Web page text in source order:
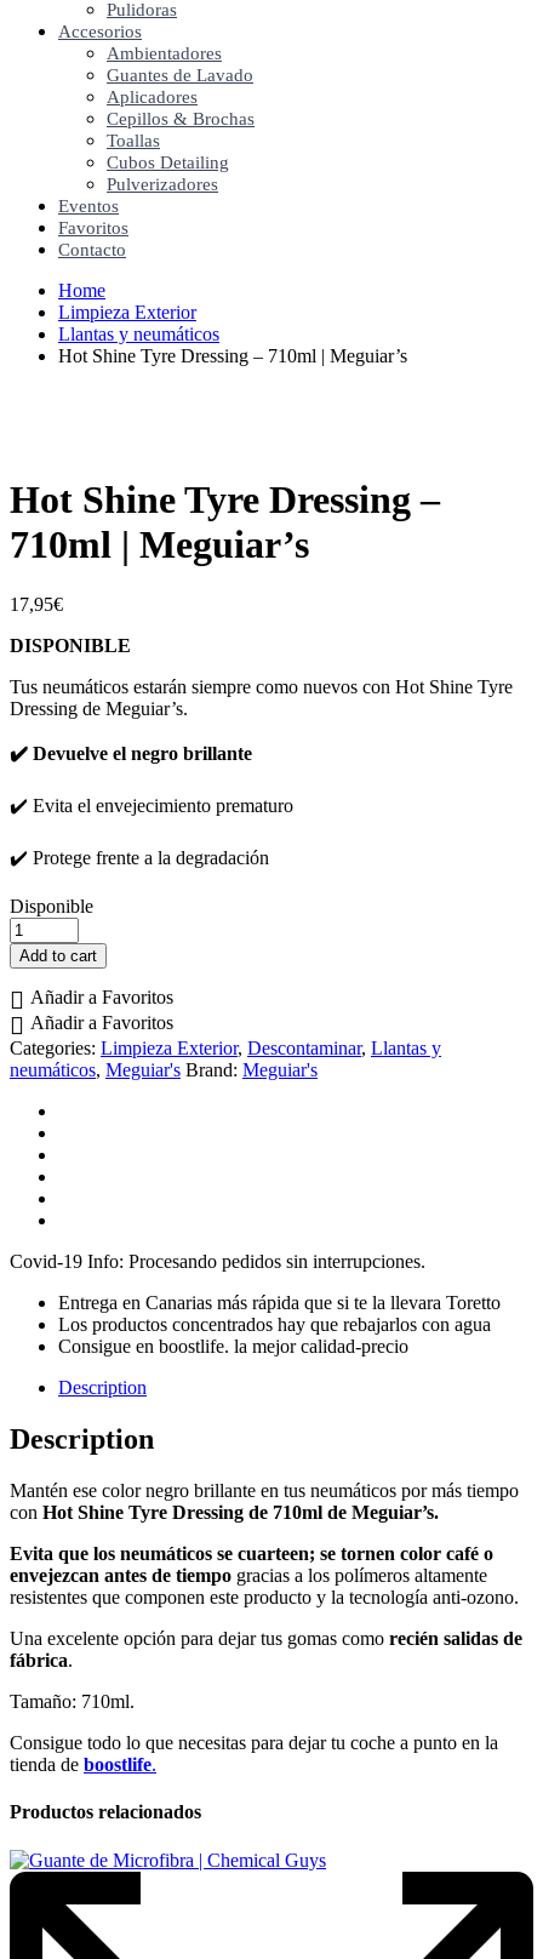
Pulidoras
Accesorios
Ambientadores
Guantes de Lavado
Aplicadores
Cepillos & Brochas
Toallas
Cubos Detailing
Pulverizadores
Eventos
Favoritos
Contacto
Home
Limpieza Exterior
Llantas y neumáticos
Hot Shine Tyre Dressing – 710ml | Meguiar’s
Hot Shine Tyre Dressing –
710ml | Meguiar’s
17,95€
DISPONIBLE
Tus neumáticos estarán siempre como nuevos con Hot Shine Tyre
Dressing de Meguiar’s.
✔️ Devuelve el negro brillante
✔️ Evita el envejecimiento prematuro
✔️ Protege frente a la degradación
Disponible
Hot
Shine
Tyre
Dressing
-
710ml
|
Meguiar's
Add to cart
Añadir a Favoritos
Añadir a Favoritos
Categories: Limpieza Exterior, Descontaminar, Llantas y
neumáticos, Meguiar's Brand: Meguiar's
Covid-19 Info: Procesando pedidos sin interrupciones.
Entrega en Canarias más rápida que si te la llevara Toretto
Los productos concentrados hay que rebajarlos con agua
Consigue en boostlife. la mejor calidad-precio
Description
Description
Mantén ese color negro brillante en tus neumáticos por más tiempo
con Hot Shine Tyre Dressing de 710ml de Meguiar’s.
Evita que los neumáticos se cuarteen; se tornen color café o
envejezcan antes de tiempo gracias a los polímeros altamente
resistentes que componen este producto y la tecnología anti-ozono.
Una excelente opción para dejar tus gomas como recién salidas de
fábrica.
Tamaño: 710ml.
Consigue todo lo que necesitas para dejar tu coche a punto en la
tienda de boostlife.
Productos relacionados